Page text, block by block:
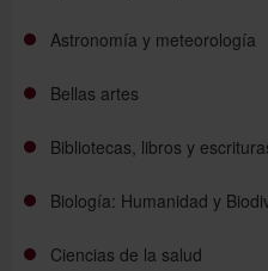
Astronomía y meteorología
Bellas artes
Bibliotecas, libros y
Biología: Humanidad y
Ciencias de la salud